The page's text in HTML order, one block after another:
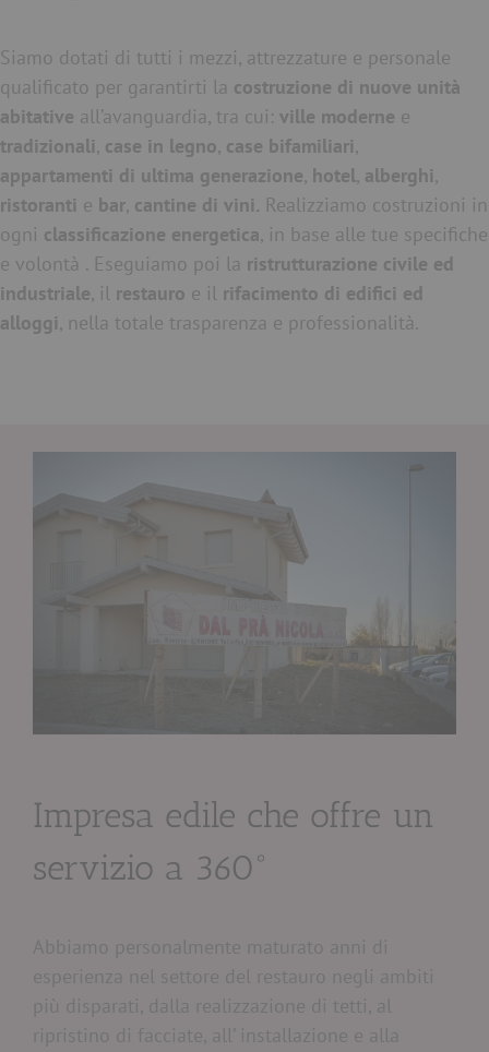
Siamo dotati di tutti i mezzi, attrezzature e personale
qualificato per garantirti la costruzione di nuove unità
abitative all’avanguardia, tra cui: ville moderne e
tradizionali, case in legno, case bifamiliari,
appartamenti di ultima generazione, hotel, alberghi,
ristoranti e bar, cantine di vini. Realizziamo costruzioni in
ogni classificazione energetica, in base alle tue specifiche
e volontà . Eseguiamo poi la ristrutturazione civile ed
industriale, il restauro e il rifacimento di edifici ed
alloggi, nella totale trasparenza e professionalità.
Impresa edile che offre un
servizio a 360°
Abbiamo personalmente maturato anni di
esperienza nel settore del restauro negli ambiti
più disparati, dalla realizzazione di tetti, al
ripristino di facciate, all’ installazione e alla